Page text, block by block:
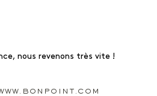
nous revenons très vite !